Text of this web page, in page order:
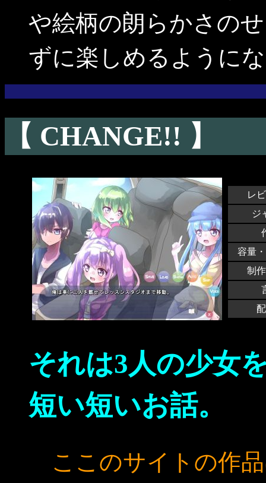
や絵柄の朗らかさの
ずに楽しめるように
【 CHANGE!! 】
レ
ジ
容量
制
それは3人の少女
短い短いお話。
ここのサイトの作